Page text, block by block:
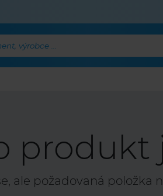
výrobce ...
produkt
ale požadovaná položka